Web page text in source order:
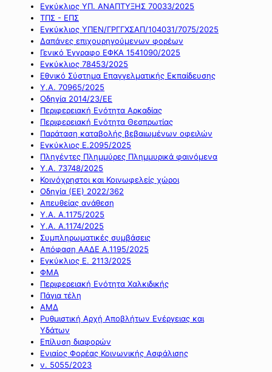
Εγκύκλιος ΥΠ. ΑΝΑΠΤΥΞΗΣ 70033/2025
ΤΠΣ - ΕΠΣ
Εγκύκλιος ΥΠΕΝ/ΓΡΓΓΧΣΑΠ/104031/7075/2025
Δαπάνες επιχουρηγούμενων φορέων
Γενικό Έγγραφο ΕΦΚΑ 1541090/2025
Εγκύκλιος 78453/2025
Εθνικό Σύστημα Επαγγελματικής Εκπαίδευσης
Υ.Α. 70965/2025
Οδηγία 2014/23/ΕΕ
Περιφερειακή Ενότητα Αρκαδίας
Περιφερειακή Ενότητα Θεσπρωτίας
Παράταση καταβολής βεβαιωμένων οφειλών
Εγκύκλιος Ε.2095/2025
Πληγέντες Πλημμύρες Πλημμυρικά φαινόμενα
Υ.Α. 73748/2025
Κοινόχρηστοι και Κοινωφελείς χώροι
Οδηγία (ΕΕ) 2022/362
Απευθείας ανάθεση
Υ.Α. Α.1175/2025
Υ.Α. Α.1174/2025
Συμπληρωματικές συμβάσεις
Απόφαση ΑΑΔΕ Α.1195/2025
Εγκύκλιος Ε. 2113/2025
ΦΜΑ
Περιφερειακή Ενότητα Χαλκιδικής
Πάγια τέλη
ΑΜΔ
Ρυθμιστική Αρχή Αποβλήτων Ενέργειας και
Υδάτων
Επίλυση διαφορών
Ενιαίος Φορέας Κοινωνικής Ασφάλισης
ν. 5055/2023